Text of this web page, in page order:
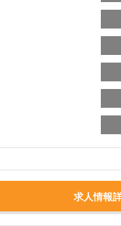
求人情報